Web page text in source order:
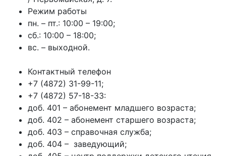
Режим работы
пн. – пт.: 10:00 – 19:00;
сб.: 10:00 – 18:00;
вс. – выходной.
Контактный телефон
+7 (4872) 31-99-11;
+7 (4872) 57-18-33:
доб. 401 – абонемент младшего возраста;
доб. 402 – абонемент старшего возраста;
доб. 403 – справочная служба;
доб. 404 – заведующий;